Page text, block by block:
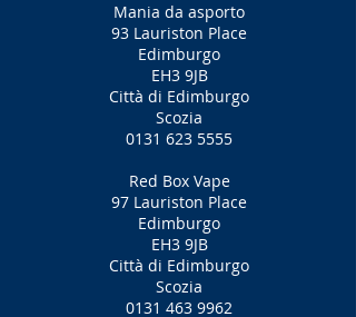
Mania da asporto
93 Lauriston Place
Edimburgo
EH3 9JB
Città di Edimburgo
Scozia
0131 623 5555
Red Box Vape
97 Lauriston Place
Edimburgo
EH3 9JB
Città di Edimburgo
Scozia
0131 463 9962